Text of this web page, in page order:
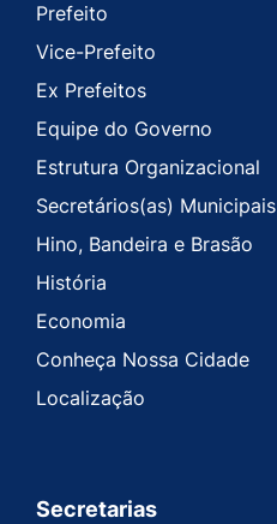
Prefeito
Vice-Prefeito
Ex Prefeitos
Equipe do Governo
Estrutura Organizacional
Secretários(as) Municipais
Hino, Bandeira e Brasão
História
Economia
Conheça Nossa Cidade
Localização
Secretarias